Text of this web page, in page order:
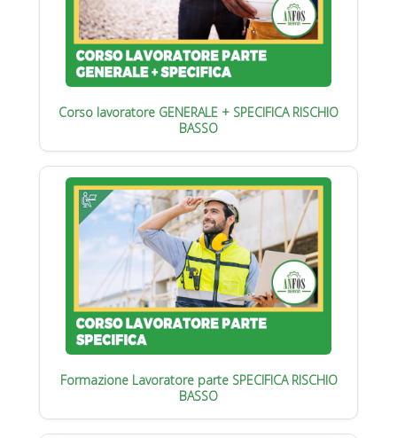
Corso lavoratore GENERALE + SPECIFICA RISCHIO
BASSO
Formazione Lavoratore parte SPECIFICA RISCHIO
BASSO